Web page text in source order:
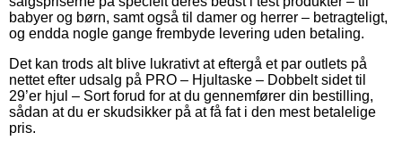
babyer og børn, samt også til damer og herrer – betragteligt,
og endda nogle gange frembyde levering uden betaling.
Det kan trods alt blive lukrativt at eftergå et par outlets på
nettet efter udsalg på PRO – Hjultaske – Dobbelt sidet til
29’er hjul – Sort forud for at du gennemfører din bestilling,
sådan at du er skudsikker på at få fat i den mest betalelige
pris.